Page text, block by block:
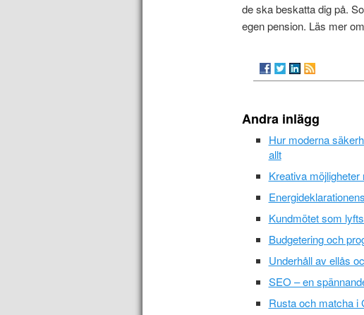
de ska beskatta dig på.
egen pension. Läs mer
Andra inlägg
Hur moderna
allt
Kreativa
Kundmötet som
Budgetering och
Underhåll av ellås
SEO – en
Rusta och matcha i